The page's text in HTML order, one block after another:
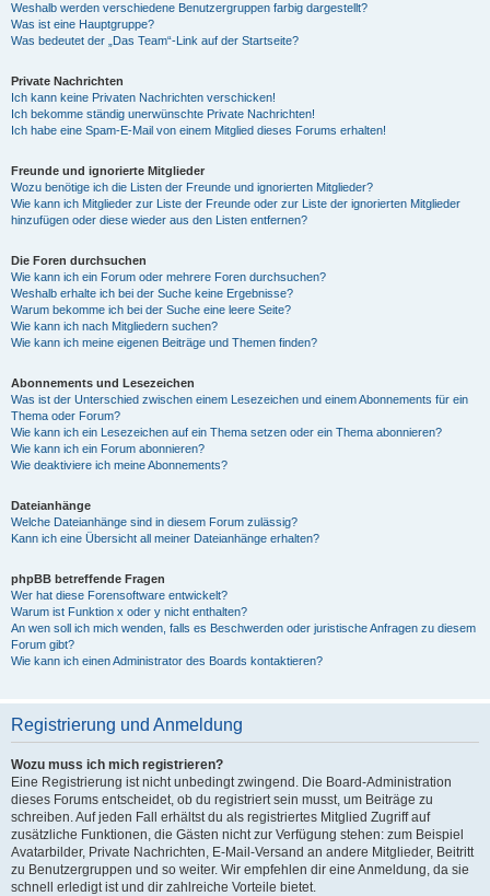
Weshalb werden verschiedene Benutzergruppen farbig dargestellt?
Was ist eine Hauptgruppe?
Was bedeutet der „Das Team“-Link auf der Startseite?
Private Nachrichten
Ich kann keine Privaten Nachrichten verschicken!
Ich bekomme ständig unerwünschte Private Nachrichten!
Ich habe eine Spam-E-Mail von einem Mitglied dieses Forums erhalten!
Freunde und ignorierte Mitglieder
Wozu benötige ich die Listen der Freunde und ignorierten Mitglieder?
Wie kann ich Mitglieder zur Liste der Freunde oder zur Liste der ignorierten Mitglieder
hinzufügen oder diese wieder aus den Listen entfernen?
Die Foren durchsuchen
Wie kann ich ein Forum oder mehrere Foren durchsuchen?
Weshalb erhalte ich bei der Suche keine Ergebnisse?
Warum bekomme ich bei der Suche eine leere Seite?
Wie kann ich nach Mitgliedern suchen?
Wie kann ich meine eigenen Beiträge und Themen finden?
Abonnements und Lesezeichen
Was ist der Unterschied zwischen einem Lesezeichen und einem Abonnements für ein
Thema oder Forum?
Wie kann ich ein Lesezeichen auf ein Thema setzen oder ein Thema abonnieren?
Wie kann ich ein Forum abonnieren?
Wie deaktiviere ich meine Abonnements?
Dateianhänge
Welche Dateianhänge sind in diesem Forum zulässig?
Kann ich eine Übersicht all meiner Dateianhänge erhalten?
phpBB betreffende Fragen
Wer hat diese Forensoftware entwickelt?
Warum ist Funktion x oder y nicht enthalten?
An wen soll ich mich wenden, falls es Beschwerden oder juristische Anfragen zu diesem
Forum gibt?
Wie kann ich einen Administrator des Boards kontaktieren?
Registrierung und Anmeldung
Wozu muss ich mich registrieren?
Eine Registrierung ist nicht unbedingt zwingend. Die Board-Administration
dieses Forums entscheidet, ob du registriert sein musst, um Beiträge zu
schreiben. Auf jeden Fall erhältst du als registriertes Mitglied Zugriff auf
zusätzliche Funktionen, die Gästen nicht zur Verfügung stehen: zum Beispiel
Avatarbilder, Private Nachrichten, E-Mail-Versand an andere Mitglieder, Beitritt
zu Benutzergruppen und so weiter. Wir empfehlen dir eine Anmeldung, da sie
schnell erledigt ist und dir zahlreiche Vorteile bietet.